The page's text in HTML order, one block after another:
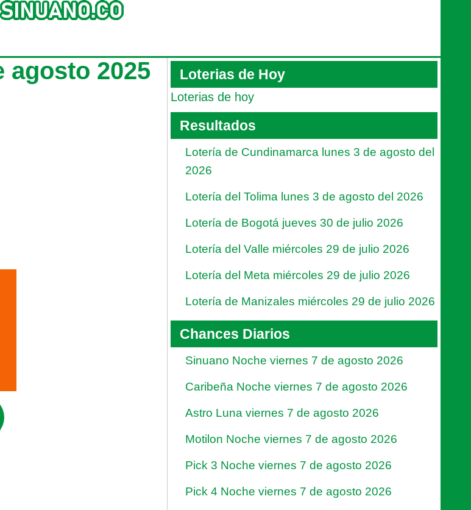
agosto 2025 Loterias de Hoy
Loterias de hoy
Resultados
Lotería de Cundinamarca lunes 3 de agosto del
2026
Lotería del Tolima lunes 3 de agosto del 2026
Lotería de Bogotá jueves 30 de julio 2026
Lotería del Valle miércoles 29 de julio 2026
Lotería del Meta miércoles 29 de julio 2026
Lotería de Manizales miércoles 29 de julio 2026
Chances Diarios
Sinuano Noche viernes 7 de agosto 2026
Caribeña Noche viernes 7 de agosto 2026
Astro Luna viernes 7 de agosto 2026
Motilon Noche viernes 7 de agosto 2026
Pick 3 Noche viernes 7 de agosto 2026
Pick 4 Noche viernes 7 de agosto 2026